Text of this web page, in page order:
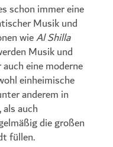
schon immer eine
Musik und
wieAl Shilla
Musik und
eine moderne
einheimische
anderem in
auch
die großen
füllen.